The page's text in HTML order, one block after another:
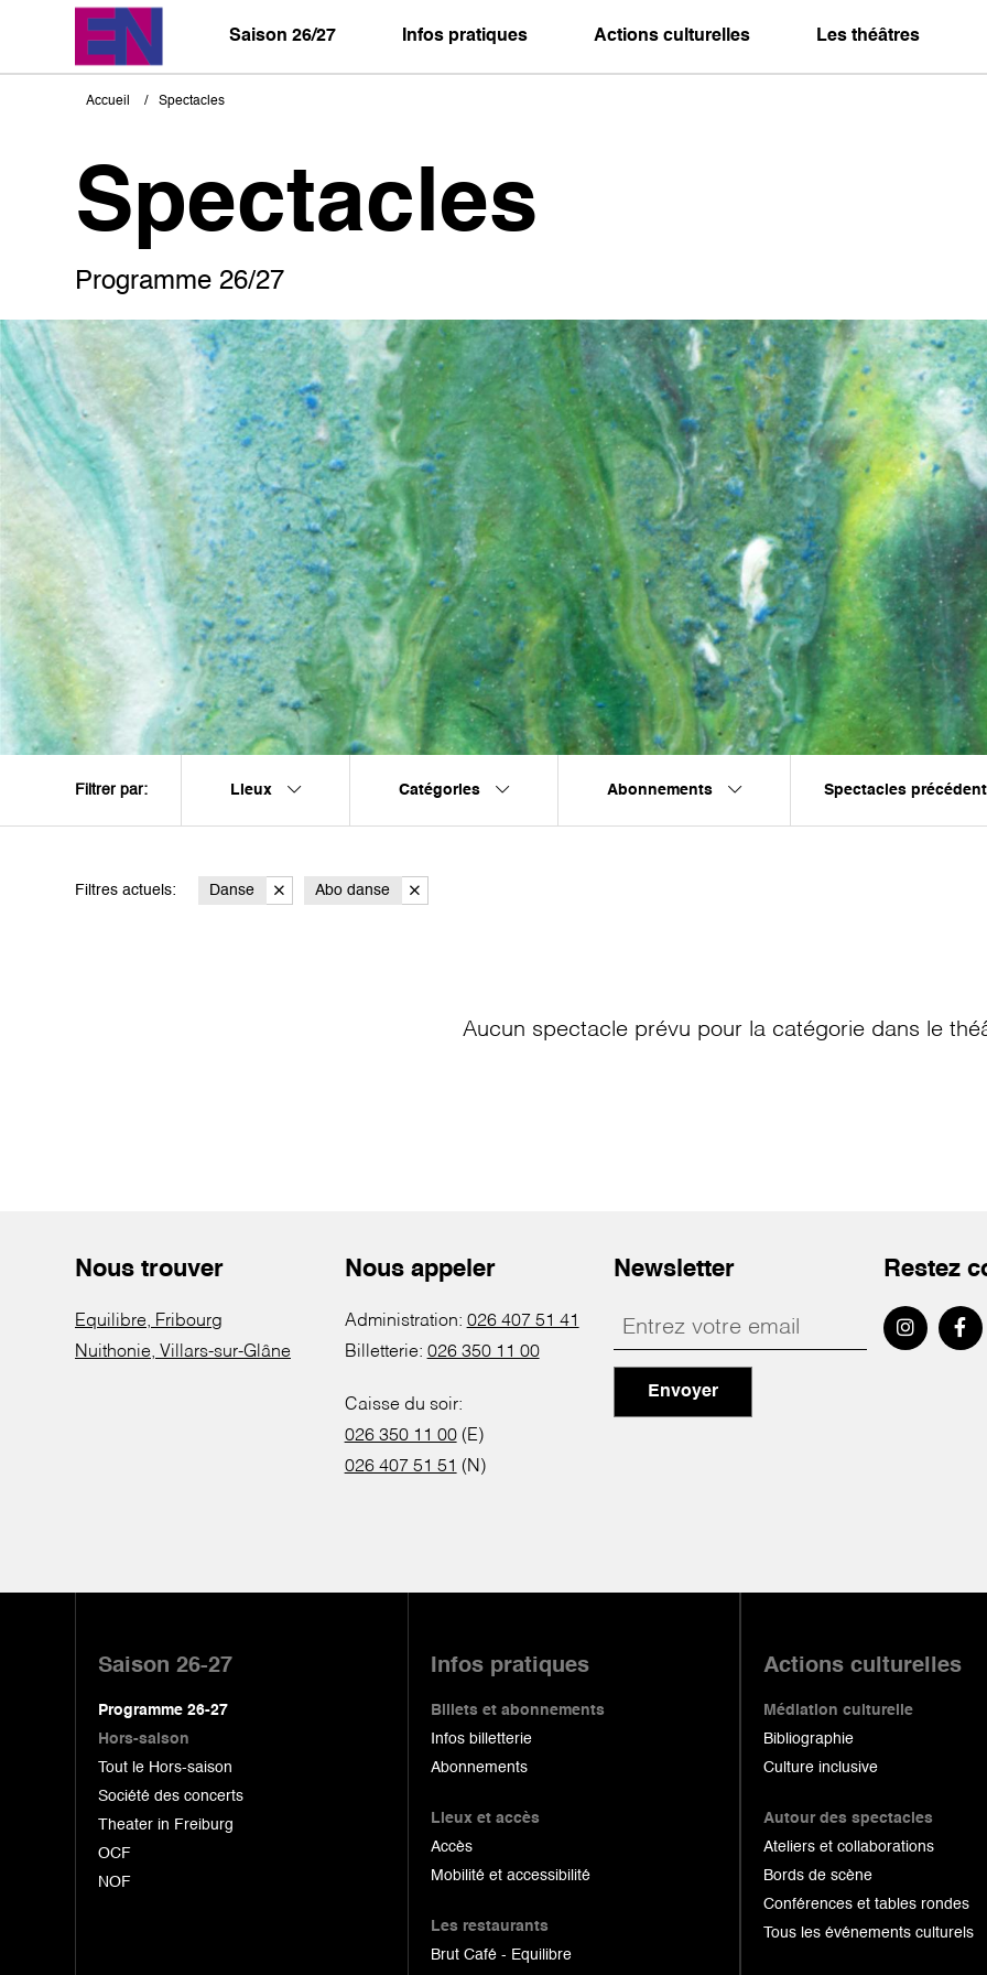
Saison 26/27 Infos pratiques Actions culturelles Les théâtres
Fil
Accueil Spectacles
Spectacles
Programme 26/27
Filtrer par: Lieux Catégories Abonnements Spectacles
Filtres actuels: Danse Abo danse
Aucun spectacle prévu pour la catégorie dans le
Nous trouver
Equilibre, Fribourg
Nuithonie, Villars-sur-Glâne
Nous appeler
Administration: 026 407 51 41
Billetterie: 026 350 11 00
Caisse du soir:
026 350 11 00(E)
026 407 51 51 (N)
Newsletter
Envoyer
Restez
Saison 26-27
Programme 26-27
Hors-saison
Tout le Hors-saison
Société des concerts
Theater in Freiburg
OCF
NOF
Infos pratiques
Billets et abonnements
Infos billetterie
Abonnements
Lieux et accès
Accès
Mobilité et accessibilité
Les restaurants
Brut Café - Equilibre
Actions culturelles
Médiation culturelle
Bibliographie
Culture inclusive
Autour des spectacles
Ateliers et collaborations
Bords de scène
Conférences et tables rondes
Tous les événements culturels